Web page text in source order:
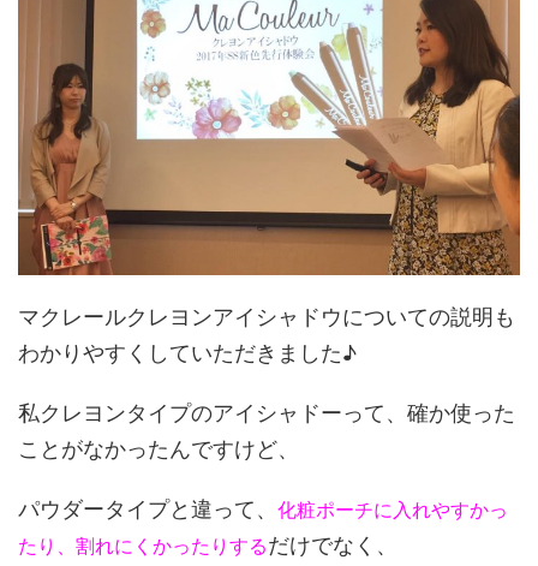
マクレールクレヨンアイシャドウについての説明も
わかりやすくしていただきました♪
私クレヨンタイプのアイシャドーって、確か使った
ことがなかったんですけど、
パウダータイプと違って、 化粧ポーチに入れやすかっ
たり、割れにくかったりするだけでなく、